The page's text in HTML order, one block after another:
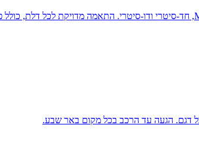
דגם. הגעה עד הרכב בכל מקום באר שבע.